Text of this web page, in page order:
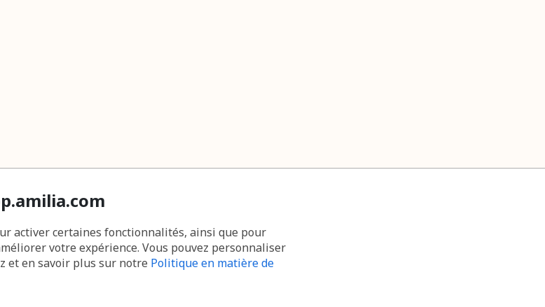
activer certaines fonctionnalités, ainsi que pour
votre expérience. Vous pouvez personnaliser
et en savoir plus sur notre Politique en matière de